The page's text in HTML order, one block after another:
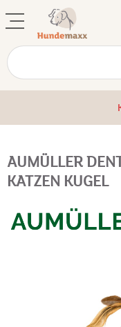
AUMÜLLER
KATZEN KUGEL